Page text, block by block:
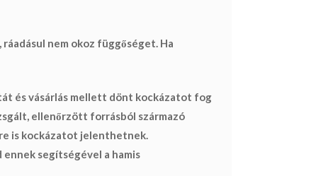
nem okoz függőséget. Ha
és vásárlás mellett dönt kockázatot fog
ellenőrzött forrásból származó
is kockázatot jelenthetnek.
ennek segítségével a hamis